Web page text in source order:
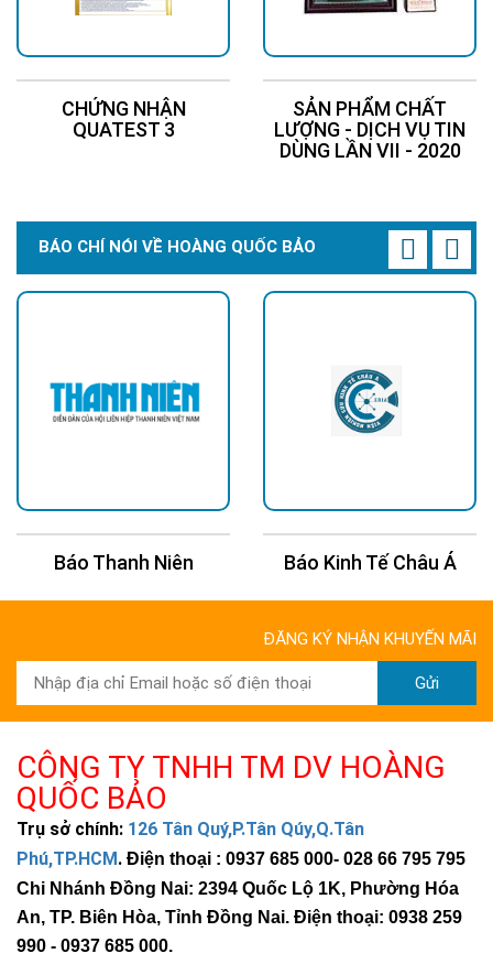
CHỨNG NHẬN
QUATEST 3
SẢN PHẨM CHẤT
LƯỢNG - DỊCH VỤ TIN
DÙNG LẦN VII - 2020
BÁO CHÍ NÓI VỀ HOÀNG QUỐC BẢO
Báo Kinh Tế Châu Á Báo 24H
ĐĂNG KÝ NHẬN KHUYẾN MÃI
Gửi
CÔNG TY TNHH TM DV HOÀNG
QUỐC BẢO
Trụ sở chính: 126 Tân Quý,P.Tân Qúy,Q.Tân
Phú,TP.HCM. Điện thoại : 0937 685 000- 028 66 795 795
Chi Nhánh Đồng Nai: 2394 Quốc Lộ 1K, Phường Hóa
An, TP. Biên Hòa, Tỉnh Đồng Nai. Điện thoại: 0938 259
990 - 0937 685 000.